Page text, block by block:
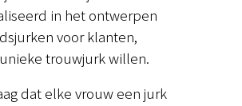
in het ontwerpen
voor klanten,
trouwjurk willen.
dat elke vrouw een jurk